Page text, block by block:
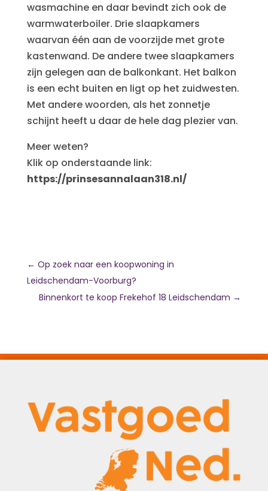
wasmachine en daar bevindt zich ook de
warmwaterboiler. Drie slaapkamers
waarvan één aan de voorzijde met grote
kastenwand. De andere twee slaapkamers
zijn gelegen aan de balkonkant. Het balkon
is een echt buiten en ligt op het zuidwesten.
Met andere woorden, als het zonnetje
schijnt heeft u daar de hele dag plezier van.
Meer weten?
Klik op onderstaande link:
https://prinsesannalaan318.nl/
← Op zoek naar een koopwoning in
Leidschendam-Voorburg?
Binnenkort te koop Frekehof 18 Leidschendam →